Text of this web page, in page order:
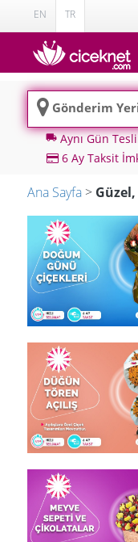
EN TR
Gönderim
local_shippingAynı Gün
6 Ay Taksit
Ana Sayfa > Güzel,